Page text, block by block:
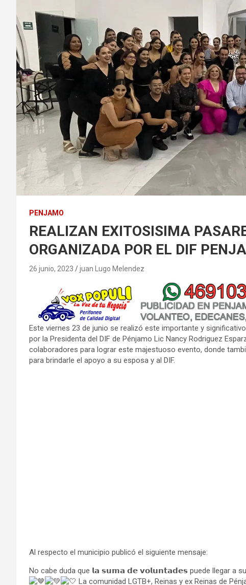
PENJAMO
REALIZAN EXITOSISIMA
ORGANIZADA POR EL DIF
26 junio, 2023 juan Lugo Melendez
Este viernes 23 de junio se realizó este importante y
por la Presidenta del DIF de Pénjamo Lic Nancy Rodriguez
colaboradores para lograr este majestuoso evento, donde
para brindarle el apoyo a su esposa y al DIF.
Al respecto el municipio publicó el siguiente mensaje:
No cabe duda que 𝗹𝗮 𝘀𝘂𝗺𝗮 𝗱𝗲 𝘃𝗼𝗹𝘂𝗻𝘁𝗮𝗱𝗲𝘀 puede llegar
La comunidad LGTB+, Reinas y ex Reinas de